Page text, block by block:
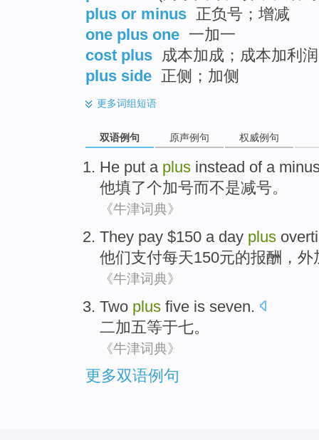
plus or minus 正负号；增减
one plus one 一加一
cost plus 成本加成；成本加利润
plus side 正侧；加侧
更多词组短语
双语例句 原声例句 权威例句
He put a plus instead of a
他填了个加号而不是减号。
《牛津词典》
They pay $150 a day plus
他们支付每天150元的报酬， 外
《牛津词典》
Two plus five is seven.
二加五等于七。
《牛津词典》
更多双语例句